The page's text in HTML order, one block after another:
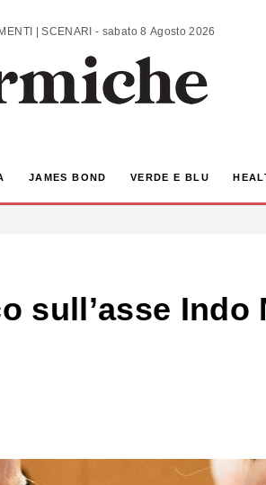
ANALISI | COMMENTI | SCENARI - sabato 8 Agosto 2026
JAMES BOND VERDE E BLU
sull’asse Indo